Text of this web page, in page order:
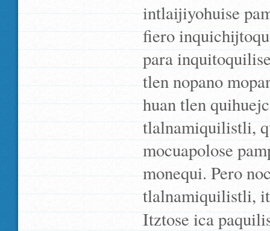
intlaijiyohuise
fiero
para
tlen nopano
huan tlen
tlalnamiquilistli,
mocuapolose
monequi. Pero
tlalnamiquilistli,
Itztose ica